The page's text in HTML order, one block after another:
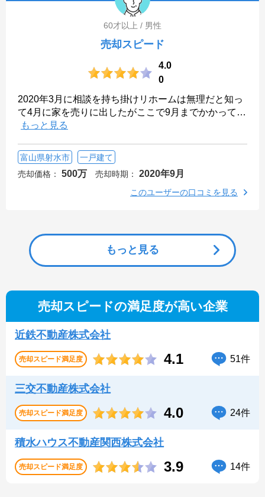
60才以上 / 男性
売却スピード
4.0
0
2020年3月に相談を持ち掛けリホームは無理だと知っ
て4月に家を売りに出したがここで9月までかかって …
もっと見る
富山県射水市
一戸建て
売却価格：
500万 売却時期： 2020年9月
このユーザーの口コミを見る
もっと見る
売却スピードの満足度が高い企業
近鉄不動産株式会社
売却スピード満足度 4.1 51件
三交不動産株式会社
売却スピード満足度 4.0 24件
積水ハウス不動産関西株式会社
売却スピード満足度 3.9 14件